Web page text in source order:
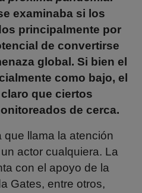
examinaba si los
principalmente por
de convertirse
global. Si bien el
como bajo, el
que ciertos
de cerca.
llama la atención
actor cualquiera. La
con el apoyo de la
Gates, entre otros,